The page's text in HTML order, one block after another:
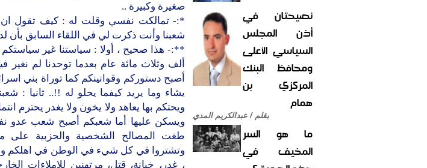
نصيحتان في
أذن المجلس
السياسي الأعلى
ومحافظ البنك
المركزي بن
همام
بقلم / عبدالكريم المدي
ما هو السر
المخيف في
صغيرة وكبيرة ..
*:- تمالكت نفسي وقلت له : كيف تقول ان
شعبنا وأنت ذكرت لي في اللقاء السابق بأن
**:- هذا صحيح ، أولا : سياستنا غير سياستكم
ألف وثلاث مائة عام بعدما توحدنا لم نغير
أصبح دستوركم وقوانينكم كما توراة بني
يشاء وما يريد كيفما يحلو له !!.. ثانيا :
ويحتكم بها يعاهد ولا يخون ولا يغدر يحترم
ويسكن عليها أما شعبكم أصبح شعب عدو
طغت المصالح الشخصية والحزبية على
وتشتروا في كل شيء في الوطن في اهلكم
، غدر، خيانة، قتل، مرتهنين للإملاءات